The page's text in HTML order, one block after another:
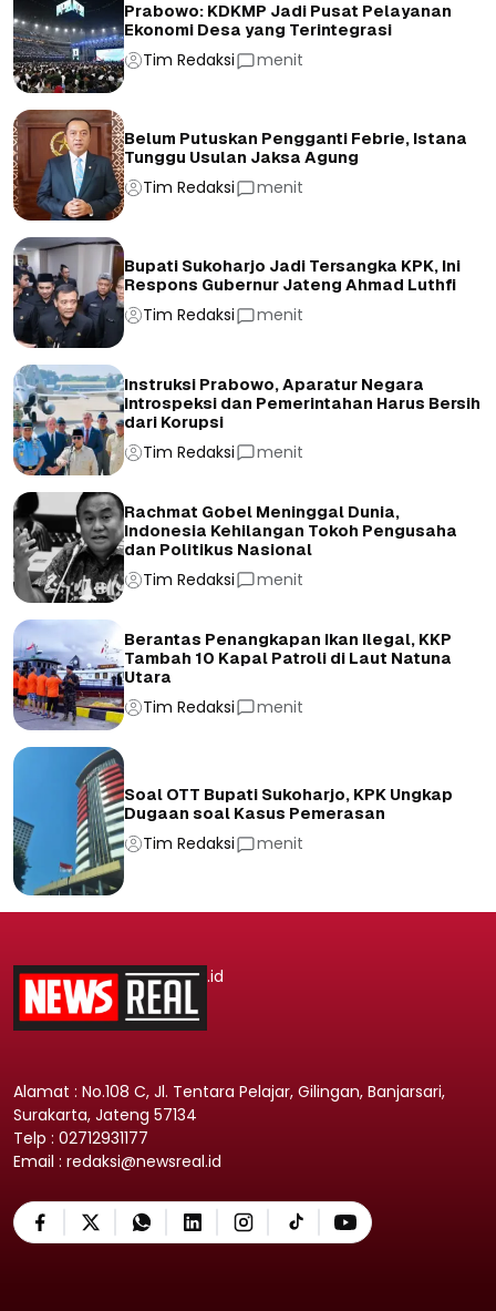
Prabowo: KDKMP Jadi Pusat Pelayanan
Ekonomi Desa yang Terintegrasi
Tim Redaksi menit
Belum Putuskan Pengganti Febrie, Istana
Tunggu Usulan Jaksa Agung
Tim Redaksi menit
Bupati Sukoharjo Jadi Tersangka KPK, Ini
Respons Gubernur Jateng Ahmad Luthfi
Tim Redaksi menit
Instruksi Prabowo, Aparatur Negara
Introspeksi dan Pemerintahan Harus Bersih
dari Korupsi
Tim Redaksi menit
Rachmat Gobel Meninggal Dunia,
Indonesia Kehilangan Tokoh Pengusaha
dan Politikus Nasional
Tim Redaksi menit
Berantas Penangkapan Ikan Ilegal, KKP
Tambah 10 Kapal Patroli di Laut Natuna
Utara
Tim Redaksi menit
Soal OTT Bupati Sukoharjo, KPK Ungkap
Dugaan soal Kasus Pemerasan
Tim Redaksi menit
.id
Alamat : No.108 C, Jl. Tentara Pelajar, Gilingan, Banjarsari,
Surakarta, Jateng 57134
Telp : 02712931177
Email : redaksi@newsreal.id